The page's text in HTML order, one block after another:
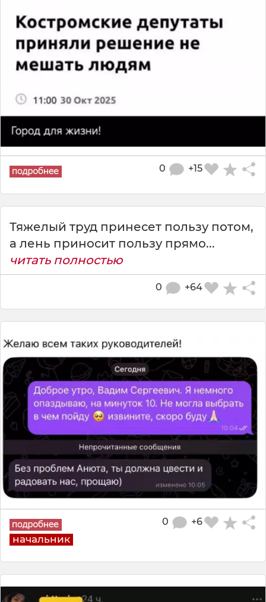
+15
0
Тяжелый труд принесет пользу потом,
а лень приносит пользу прямо...
читать полностью
+64
0
начальник
+6
0